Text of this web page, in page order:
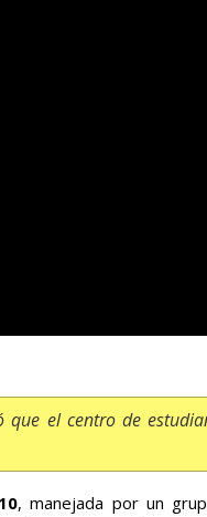
que el centro de
, manejada por un